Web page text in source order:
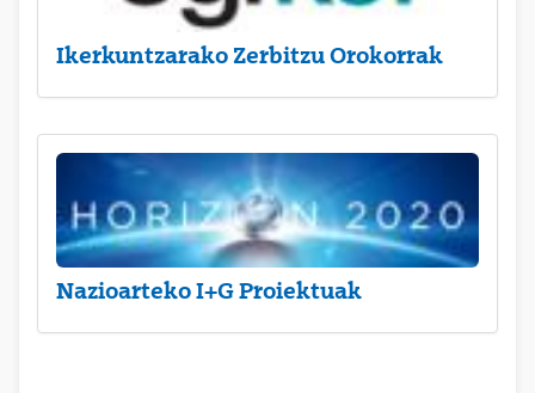
Ikerkuntzarako Zerbitzu Orokorrak
Nazioarteko I+G Proiektuak